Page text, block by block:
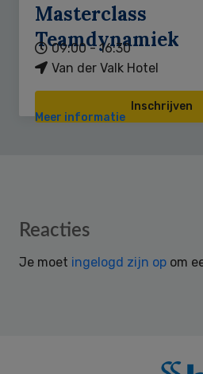
Masterclass
Teamdynamiek
09:00 - 16:30
Van der Valk Hotel
Inschrijven
Meer informatie
Reader
Reacties
Je moet ingelogd zijn op om